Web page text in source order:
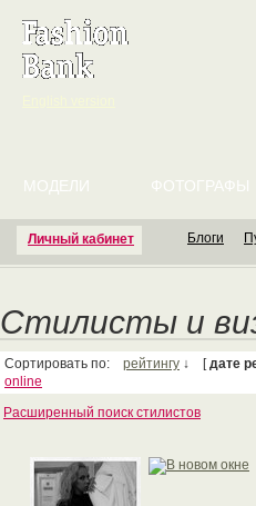
Личный кабинет
МОДЕЛИ ФОТОГРАФЫ
Блоги
Стилисты и
Сортировать по: рейтингу ↓ [дате
online
Расширенный поиск стилистов